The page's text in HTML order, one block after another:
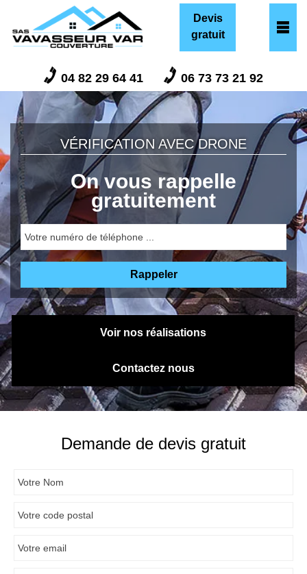
Devis
gratuit
04 82 29 64 41 06 73 73 21 92
VÉRIFICATION AVEC DRONE
On vous rappelle
gratuitement
Voir nos réalisations
Contactez nous
Demande de devis gratuit